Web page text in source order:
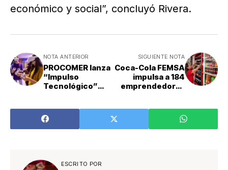
económico y social”, concluyó Rivera.
NOTA ANTERIOR
PROCOMER lanza
“Impulso
Tecnológico”
sector TIC
SIGUIENTE NOTA
Coca-Cola FEMSA
impulsa a 184
emprendedoras
programa
Mujeres ON en
Costa Rica
ESCRITO POR